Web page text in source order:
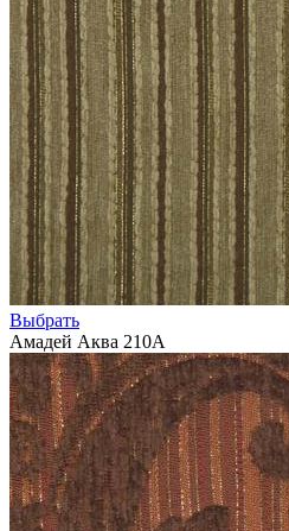
Выбрать
Амадей Аква 210А